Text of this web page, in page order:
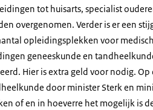
tot huisarts, specialist
overgenomen. Verder is er een
opleidingsplekken voor
geneeskunde en
Hier is extra geld voor nodig.
door minister Sterk en
of en in hoeverre het mogelijk is